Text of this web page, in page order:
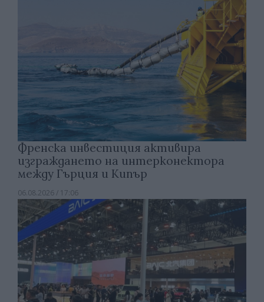
Френска инвестиция активира
изграждането на интерконектора
между Гърция и Кипър
06.08.2026 / 17:06